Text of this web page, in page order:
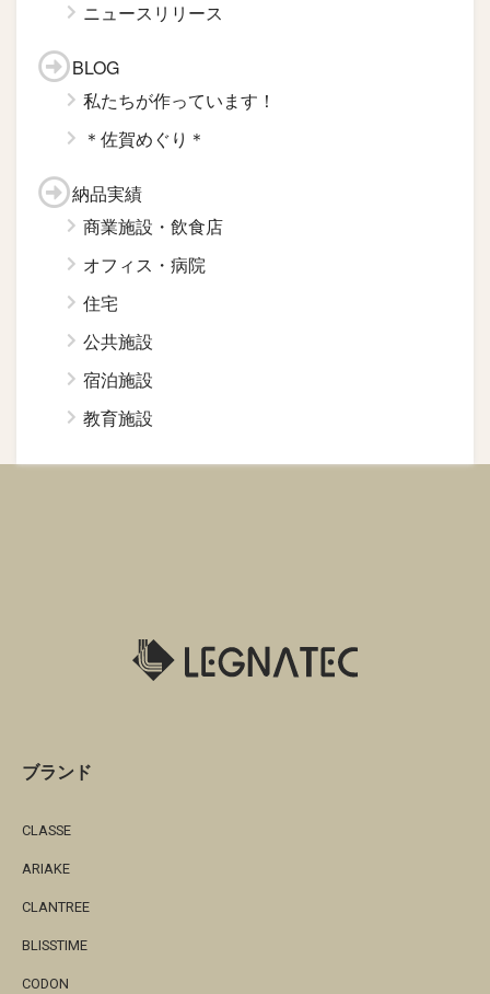
ニュースリリース
BLOG
私たちが作っています！
＊佐賀めぐり＊
納品実績
商業施設・飲食店
オフィス・病院
住宅
公共施設
宿泊施設
教育施設
ブランド
CLASSE
ARIAKE
CLANTREE
BLISSTIME
CODON